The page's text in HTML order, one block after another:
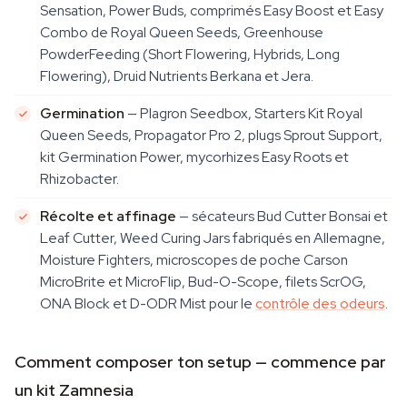
Sensation, Power Buds, comprimés Easy Boost et Easy
Combo de Royal Queen Seeds, Greenhouse
PowderFeeding (Short Flowering, Hybrids, Long
Flowering), Druid Nutrients Berkana et Jera.
Germination — Plagron Seedbox, Starters Kit Royal
Queen Seeds, Propagator Pro 2, plugs Sprout Support,
kit Germination Power, mycorhizes Easy Roots et
Rhizobacter.
Récolte et affinage — sécateurs Bud Cutter Bonsai et
Leaf Cutter, Weed Curing Jars fabriqués en Allemagne,
Moisture Fighters, microscopes de poche Carson
MicroBrite et MicroFlip, Bud-O-Scope, filets ScrOG,
ONA Block et D-ODR Mist pour lecontrôle des odeurs.
Comment composer ton setup — commence par
un kit Zamnesia